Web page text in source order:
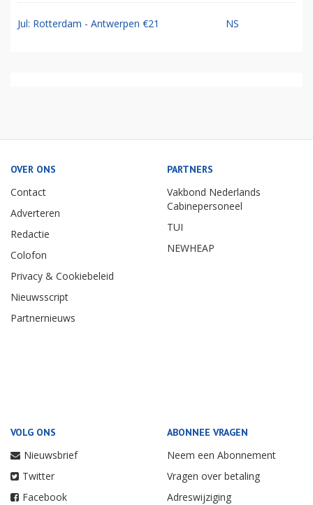
Jul: Rotterdam - Antwerpen €21 NS
OVER ONS
Contact
Adverteren
Redactie
Colofon
Privacy & Cookiebeleid
Nieuwsscript
Partnernieuws
PARTNERS
Vakbond Nederlands
Cabinepersoneel
TUI
NEWHEAP
VOLG ONS
Nieuwsbrief
Twitter
Facebook
ABONNEE VRAGEN
Neem een Abonnement
Vragen over betaling
Adreswijziging